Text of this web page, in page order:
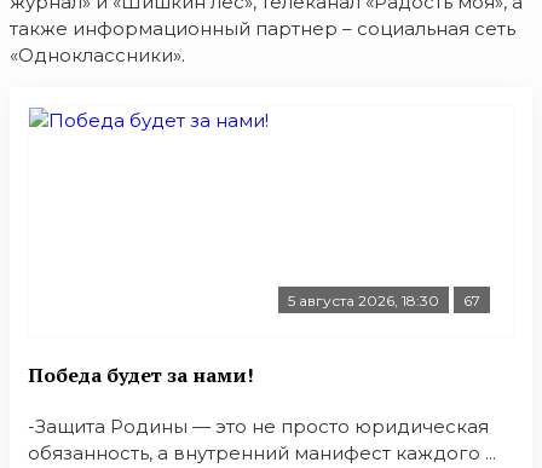
также информационный партнер – социальная сеть
«Одноклассники».
5 августа 2026, 18:30 67
Победа будет за нами!
-Защита Родины — это не просто юридическая
обязанность, а внутренний манифест каждого ...